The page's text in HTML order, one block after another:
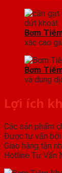
Bơm
xác cao
Bơm
và dung
Lợi ích
Các sản phẩm
Được tư vấn bởi
Giao hàng tận
Hotline Tư Vấn